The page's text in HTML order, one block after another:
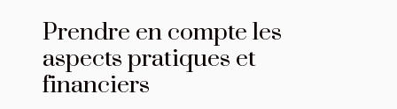
Prendre en compte les
aspects pratiques et
financiers